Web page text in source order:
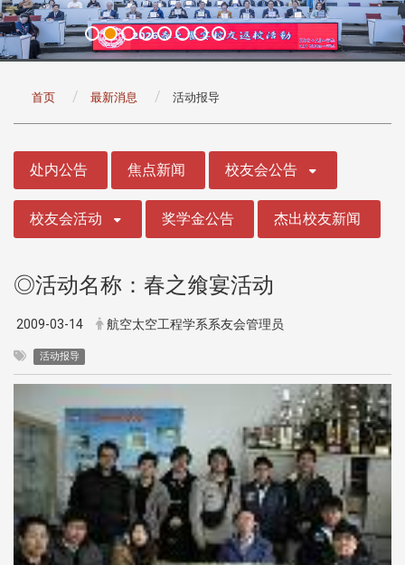
首页 最新消息 活动报导
处内公告 焦点新闻 校友会公告
校友会活动 奖学金公告 杰出校友新闻
◎活动名称：春之飨宴活动
2009-03-14 航空太空工程学系系友会管理员
活动报导